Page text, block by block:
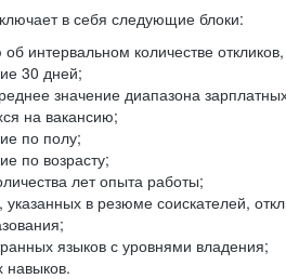
в себя следующие блоки:
интервальном количестве
30 дней;
значение диапазона
на вакансию;
по полу;
по возрасту;
лет опыта работы;
указанных в резюме соискателей,
языков с уровнями владения;
навыков.